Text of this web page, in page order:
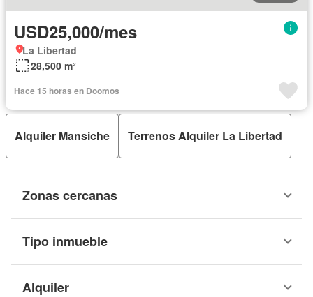
USD25,000/mes
La Libertad
28,500 m²
Hace 15 horas en Doomos
Alquiler Mansiche Terrenos Alquiler La Libertad
Zonas cercanas
Tipo inmueble
Alquiler